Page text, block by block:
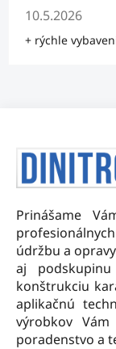
Hodnotenie
10.5.2026
+ rýchle
Prinášame
údržbu a
aj
konštrukciu
aplikačnú
výrobkov
poradenstvo a